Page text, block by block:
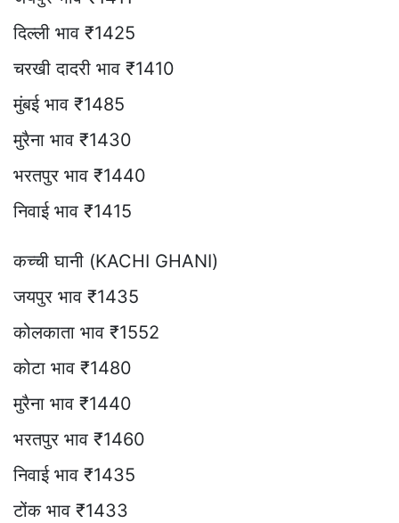
दिल्ली भाव ₹1425
चरखी दादरी भाव ₹1410
मुंबई भाव ₹1485
मुरैना भाव ₹1430
भरतपुर भाव ₹1440
निवाई भाव ₹1415
कच्ची घानी (KACHI GHANI)
जयपुर भाव ₹1435
कोलकाता भाव ₹1552
कोटा भाव ₹1480
मुरैना भाव ₹1440
भरतपुर भाव ₹1460
निवाई भाव ₹1435
टोंक भाव ₹1433